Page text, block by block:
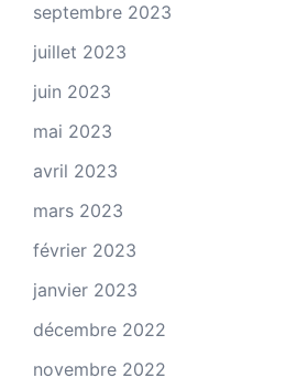
septembre 2023
juillet 2023
juin 2023
mai 2023
avril 2023
mars 2023
février 2023
janvier 2023
décembre 2022
novembre 2022